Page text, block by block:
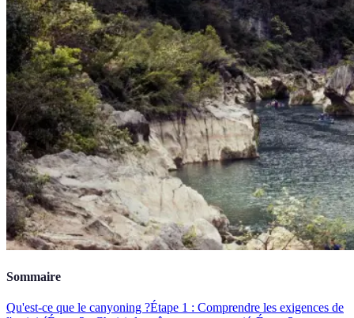
Sommaire
Qu'est-ce que le canyoning ?Étape 1 : Comprendre les exigences de